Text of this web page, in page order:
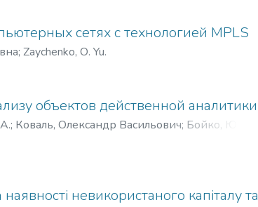
сетях с технологией MPLS
; Zaychenko, О. Yu.
объектов действенной аналитики
; Коваль, Олександр Васильович; Бойко, Юрій
невикористаного капіталу та